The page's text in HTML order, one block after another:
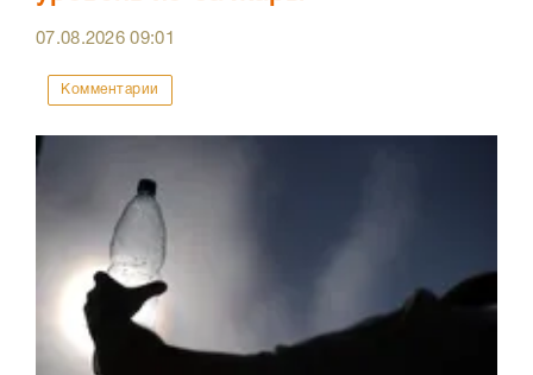
07.08.202609:01
Комментарии